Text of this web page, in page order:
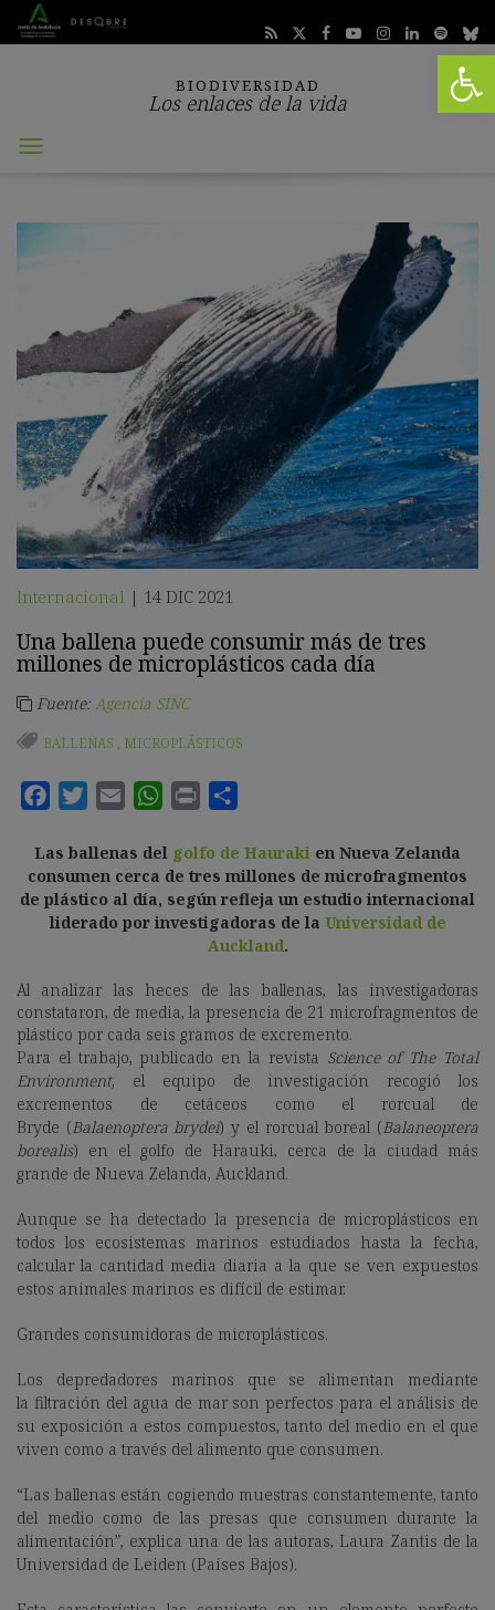
Abrir
BIODIVERSIDAD
Los enlaces de la vida
Abrir
Internacional | 14 DIC 2021
Una ballena puede consumir más de tres
millones de microplásticos cada día
Fuente: Agencia SINC
BALLENAS , MICROPLÁSTICOS
Las ballenas del golfo de Hauraki en Nueva Zelanda
consumen cerca de tres millones de microfragmentos
de plástico al día, según refleja un estudio internacional
liderado por investigadoras de la Universidad de
Auckland.
Al analizar las heces de las ballenas, las investigadoras
constataron, de media, la presencia de 21 microfragmentos de
plástico por cada seis gramos de excremento.
Para el trabajo, publicado en la revista Science of The Total
Environment, el equipo de investigación recogió los
excrementos de cetáceos como el rorcual de
Bryde (Balaenoptera brydei) y el rorcual boreal (Balaneoptera
borealis) en el golfo de Harauki, cerca de la ciudad más
grande de Nueva Zelanda, Auckland.
Aunque se ha detectado la presencia de microplásticos en
todos los ecosistemas marinos estudiados hasta la fecha,
calcular la cantidad media diaria a la que se ven expuestos
estos animales marinos es difícil de estimar.
Grandes consumidoras de microplásticos.
Los
depredadores marinos que se alimentan mediante
la filtración del agua de mar son perfectos para el análisis de
su exposición a estos compuestos, tanto del medio en el que
viven como a través del alimento que consumen.
“Las ballenas están cogiendo muestras constantemente, tanto
del medio como de las presas que consumen durante la
alimentación”, explica una de las autoras, Laura Zantis de la
Universidad de Leiden (Países Bajos).